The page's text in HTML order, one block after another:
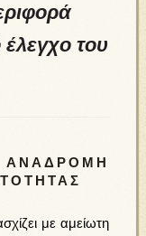
του
ΑΝΑΔΡΟΜΉ
με αμείωτη